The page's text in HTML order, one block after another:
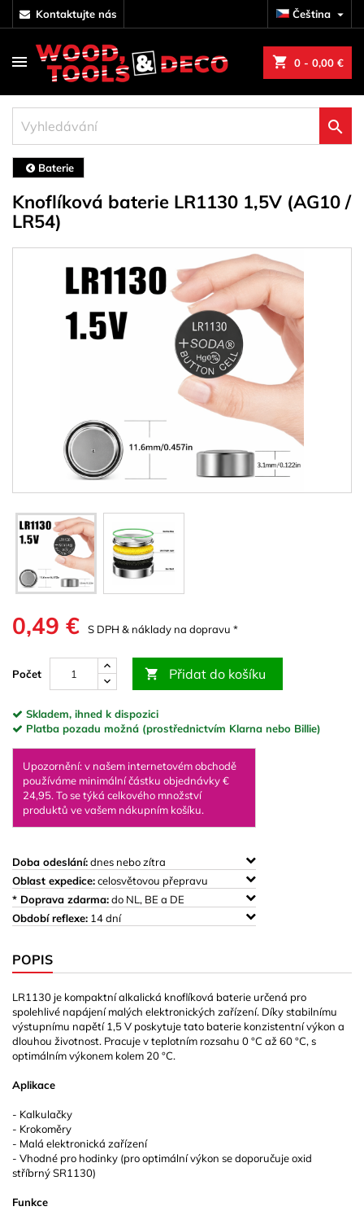
kontaktujte nás Čeština 
shopping_cart 0 - 0,00 €

Baterie
Knoflíková baterie LR1130 1,5V (AG10 /
LR54)
0,49 € S DPH & náklady na dopravu *
Počet  Přidat do košíku
Skladem, ihned k dispozici
Platba pozadu možná (prostřednictvím Klarna nebo Billie)
Upozornění: v našem internetovém obchodě
používáme minimální částku objednávky €
24,95. To se týká celkového množství
produktů ve vašem nákupním košíku.
Doba odeslání:dnes nebo zítra
Oblast expedice:celosvětovou přepravu
* Doprava zdarma:do NL, BE a DE
Období reflexe: 14 dní
POPIS
LR1130 je kompaktní alkalická knoflíková baterie určená pro
spolehlivé napájení malých elektronických zařízení. Díky stabilnímu
výstupnímu napětí 1,5 V poskytuje tato baterie konzistentní výkon a
dlouhou životnost. Pracuje v teplotním rozsahu 0 °C až 60 °C, s
optimálním výkonem kolem 20 °C.
Aplikace
- Kalkulačky
- Krokoměry
- Malá elektronická zařízení
- Vhodné pro hodinky (pro optimální výkon se doporučuje oxid
stříbrný SR1130)
Funkce